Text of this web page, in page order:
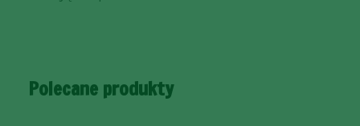
Polecane produkty